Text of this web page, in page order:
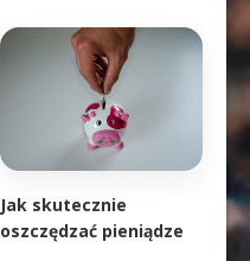
Jak skutecznie
oszczędzać pieniądze